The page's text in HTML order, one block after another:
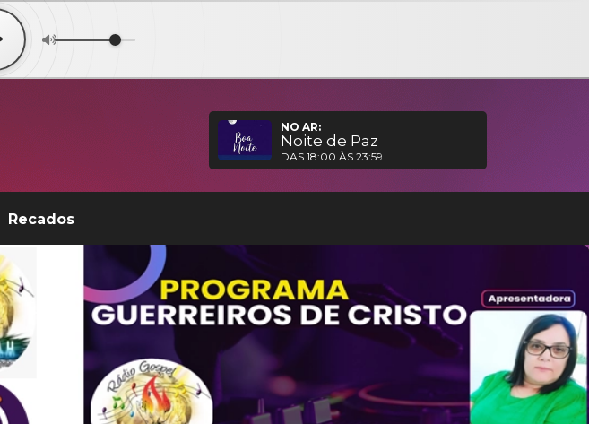
NO AR:
Noite de Paz
DAS 18:00 ÀS 23:59
Recados